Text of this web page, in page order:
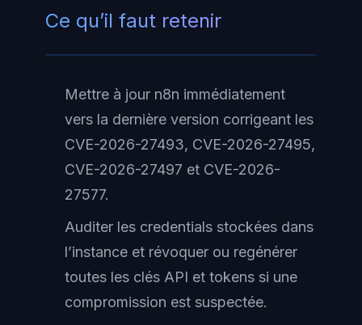
Ce qu’il faut retenir
Mettre à jour n8n immédiatement
vers la dernière version corrigeant les
CVE-2026-27493, CVE-2026-27495,
CVE-2026-27497 et CVE-2026-
27577.
Auditer les credentials stockées dans
l’instance et révoquer ou regénérer
toutes les clés API et tokens si une
compromission est suspectée.